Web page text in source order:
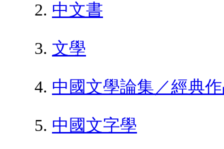
中文書
文學
中國文學論集／經典
中國文字學